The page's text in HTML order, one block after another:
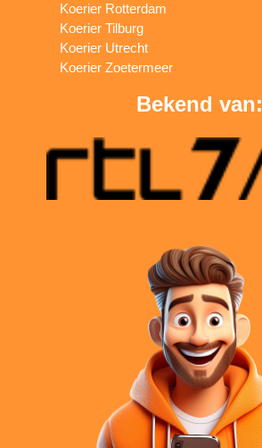
Koerier Rotterdam
Koerier Tilburg
Koerier Utrecht
Koerier Zoetermeer
Bekend van: